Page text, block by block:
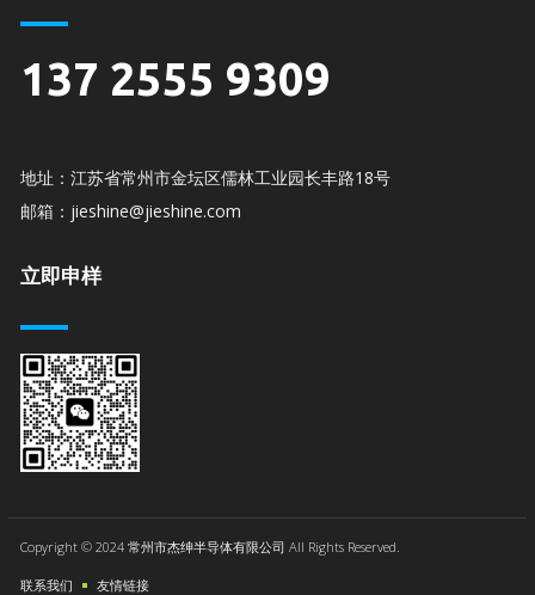
137 2555 9309
地址：江苏省常州市金坛区儒林工业园长丰路18号
邮箱：jieshine@jieshine.com
立即申样
Copyright © 2024 常州市杰绅半导体有限公司 All Rights Reserved.
联系我们 友情链接